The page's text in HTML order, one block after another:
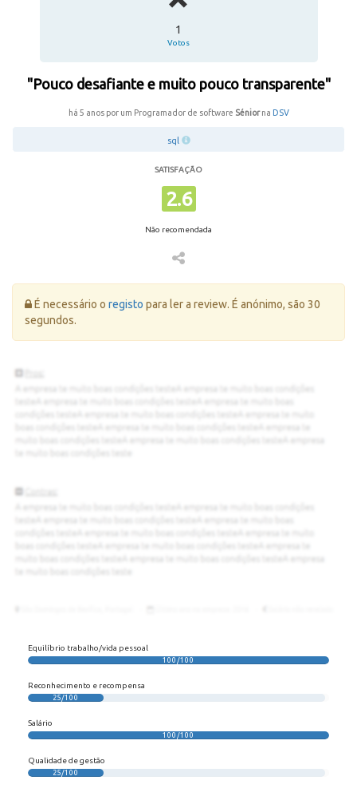
1
Votos
"Pouco desafiante e muito pouco transparente"
há 5 anos por um Programador de software Séniorna DSV
sql
SATISFAÇÃO
2.6
Não recomendada
Erro:
É necessário o registo para ler a review. É anónimo, são 30
segundos.
Equilíbrio trabalho/vida pessoal
100/100
Reconhecimento e recompensa
25/100
Salário
100/100
Qualidade de gestão
25/100